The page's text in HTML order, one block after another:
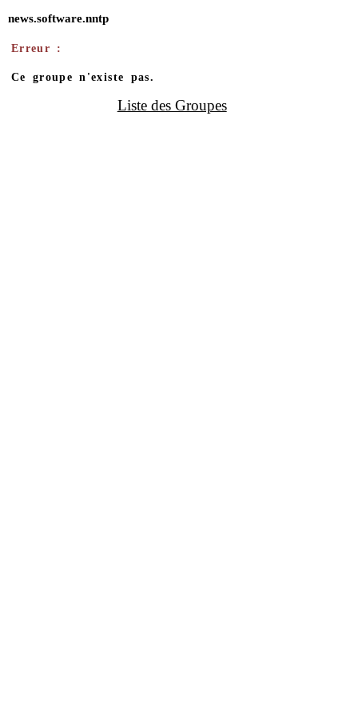
news.software.nntp
Erreur :
Ce groupe n'existe pas.
Liste des Groupes